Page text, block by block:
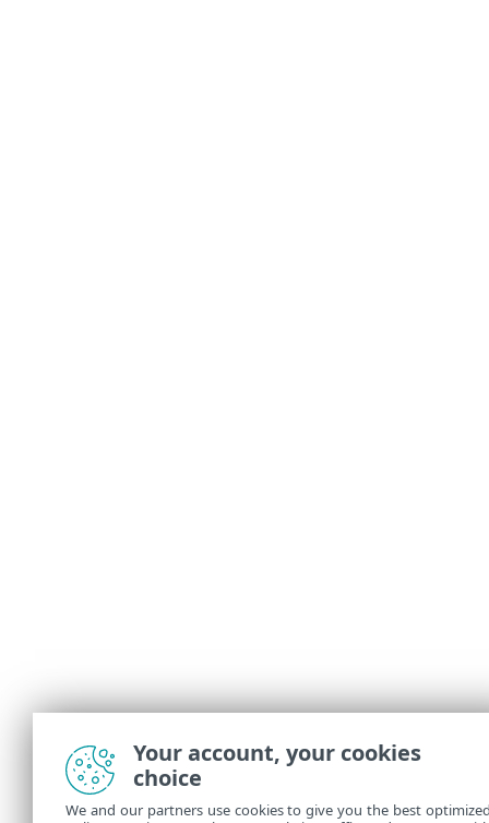
Your account, your cookies
choice
We and our partners use cookies to give you the best